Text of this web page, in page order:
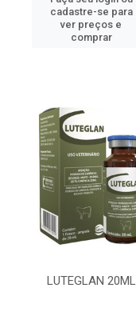
cadastre-se para
ver preços e
comprar
LUTEGLAN 20ML